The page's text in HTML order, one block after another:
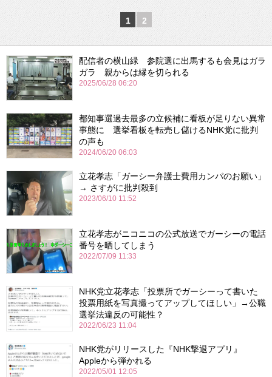
1 2
配信者の横山緑 参院選に出馬するも会見はガラ
ガラ 親からは縁を切られる
2025/06/28 06:20
都知事選過去最多の立候補に看板が足りない異常
事態に 選挙看板を転売し儲けるNHK党に批判
の声も
2024/06/20 06:03
立花孝志「ガーシー弁護士費用カンパのお願い」
→ さすがに批判殺到
2023/06/10 11:52
立花孝志がニコニコの公式放送でガーシーの電話
番号を晒してしまう
2022/07/09 11:33
NHK党立花孝志「投票所でガーシーって書いた
投票用紙を写真撮ってアップしてほしい」→公職
選挙法違反の可能性？
2022/06/23 11:04
NHK党がリリースした『NHK撃退アプリ』
Appleから弾かれる
2022/05/01 12:05